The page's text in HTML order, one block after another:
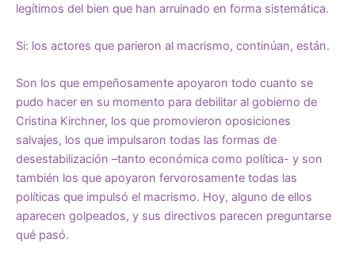
legítimos del bien que han arruinado en forma sistemática.
Si: los actores que parieron al macrismo, continúan, están.
Son los que empeñosamente apoyaron todo cuanto se
pudo hacer en su momento para debilitar al gobierno de
Cristina Kirchner, los que promovieron oposiciones
salvajes, los que impulsaron todas las formas de
desestabilización –tanto económica como política- y son
también los que apoyaron fervorosamente todas las
políticas que impulsó el macrismo. Hoy, alguno de ellos
aparecen golpeados, y sus directivos parecen preguntarse
qué pasó.